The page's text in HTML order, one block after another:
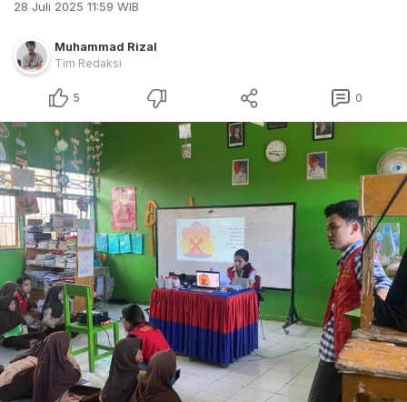
28 Juli 2025 11:59 WIB
Muhammad Rizal
Tim Redaksi
5 0